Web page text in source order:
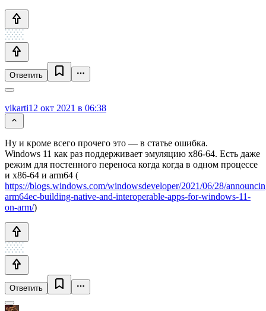
Ответить
vikarti12 окт 2021 в 06:38
Ну и кроме всего прочего это — в статье ошибка.
Windows 11 как раз поддерживает эмуляцию x86-64. Есть даже
режим для постенного переноса когда когда в одном процессе
и x86-64 и arm64 (
https://blogs.windows.com/windowsdeveloper/2021/06/28/
arm64ec-building-native-and-interoperable-apps-for-windows-11-
on-arm/)
Ответить